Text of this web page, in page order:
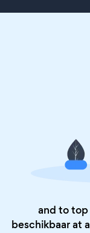
and to
beschikbaar at